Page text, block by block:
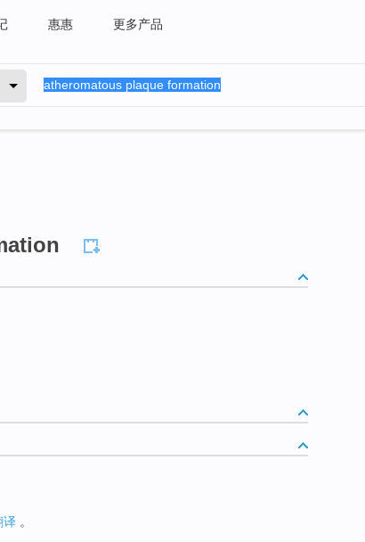
惠惠 更多产品
译 。